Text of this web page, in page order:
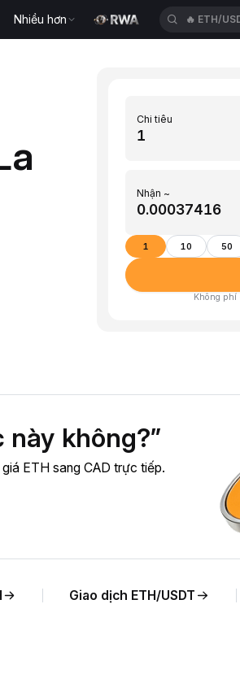
Nhiều hơn 🔥
Chi tiêu
Nhận ~
1 10 50
Không phí
không?”
ETH sang CAD trực tiếp.
Giao dịch ETH/USDT